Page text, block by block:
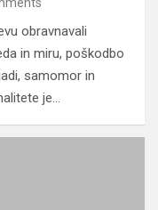
obravnavali
in miru, poškodbo
samomor in
je…